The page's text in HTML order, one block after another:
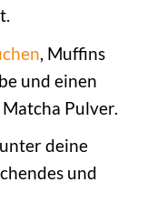
, Muffins
und einen
Pulver.
deine
und